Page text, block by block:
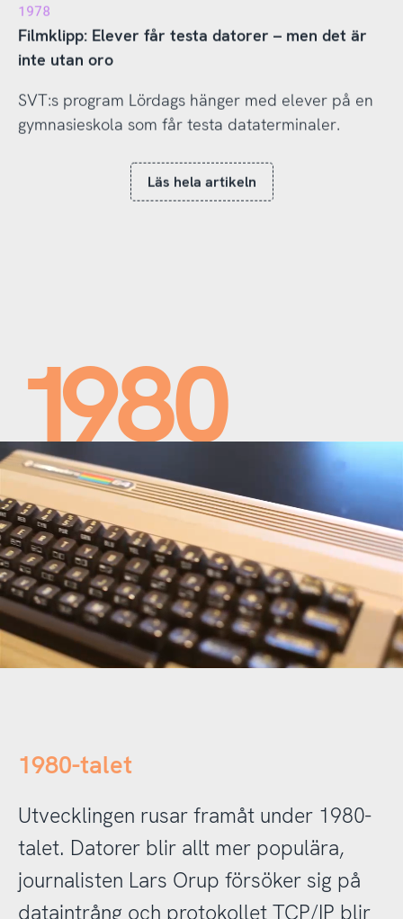
1978
Filmklipp: Elever får testa datorer – men det är
inte utan oro
SVT:s program Lördags hänger med elever på en
gymnasieskola som får testa dataterminaler.
Läs hela artikeln
1980
1980-talet
Utvecklingen rusar framåt under 1980-
talet. Datorer blir allt mer populära,
journalisten Lars Orup försöker sig på
dataintrång och protokollet TCP/IP blir